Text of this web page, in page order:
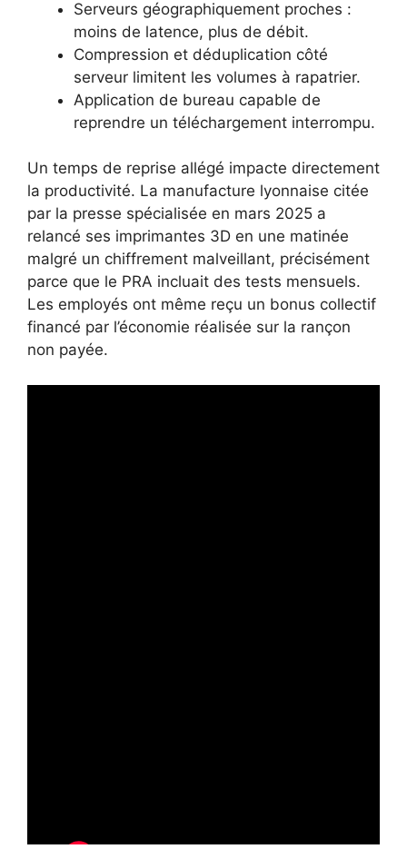
Serveurs géographiquement proches :
moins de latence, plus de débit.
Compression et déduplication côté
serveur limitent les volumes à rapatrier.
Application de bureau capable de
reprendre un téléchargement interrompu.
Un temps de reprise allégé impacte directement
la productivité. La manufacture lyonnaise citée
par la presse spécialisée en mars 2025 a
relancé ses imprimantes 3D en une matinée
malgré un chiffrement malveillant, précisément
parce que le PRA incluait des tests mensuels.
Les employés ont même reçu un bonus collectif
financé par l’économie réalisée sur la rançon
non payée.